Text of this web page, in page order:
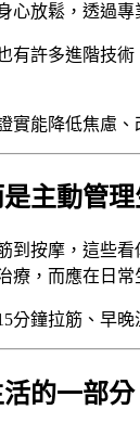
心放鬆，透過
有許多進階技
實能降低焦慮
主動管
到按摩，這些
療，而應在日
分鐘拉筋、早
的一部分